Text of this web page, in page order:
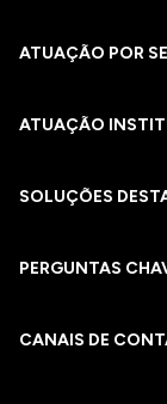
ATUAÇÃO POR
ATUAÇÃO
SOLUÇÕES
PERGUNTAS
CANAIS DE